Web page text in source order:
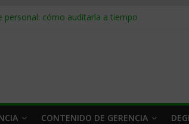
personal: cómo auditarla a tiempo
cómo pagar y cobrar en 2026
qué es y por qué sale tan caro
CONTENIDO DE GERENCIA